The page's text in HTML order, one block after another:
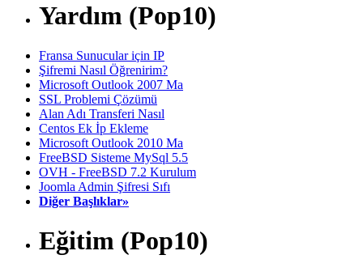
Yardım (Pop10)
Fransa Sunucular için IP
Şifremi Nasıl Öğrenirim?
Microsoft Outlook 2007 Ma
SSL Problemi Çözümü
Alan Adı Transferi Nasıl
Centos Ek İp Ekleme
Microsoft Outlook 2010 Ma
FreeBSD Sisteme MySql 5.5
OVH - FreeBSD 7.2 Kurulum
Joomla Admin Şifresi Sıfı
Diğer Başlıklar»
Eğitim (Pop10)